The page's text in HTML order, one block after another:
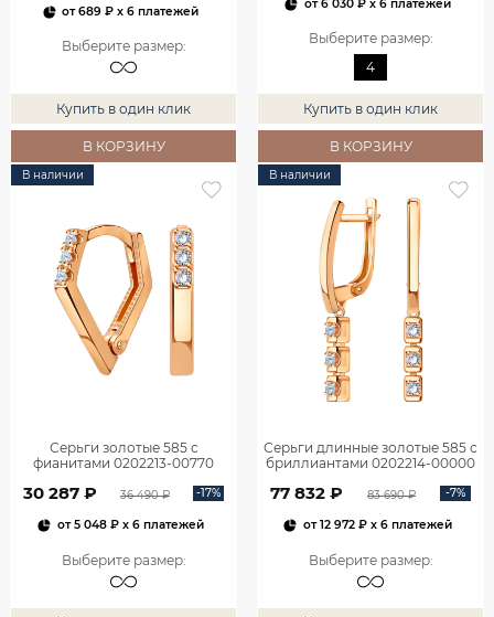
от689 ₽ x 6 платежей
Выберите размер:
Купить в один клик
В КОРЗИНУ
от6 030 ₽x 6 платежей
Выберите размер:
4
Купить в один клик
В КОРЗИНУ
В наличии
Серьги золотые 585 с
фианитами 0202213-00770
30 287 ₽ 36 490 ₽ -17%
от5 048 ₽x 6 платежей
Выберите размер:
В наличии
Серьги длинные золотые 585 с
бриллиантами 0202214-00000
77 832 ₽ 83 690 ₽ -7%
от12 972 ₽x 6 платежей
Выберите размер: